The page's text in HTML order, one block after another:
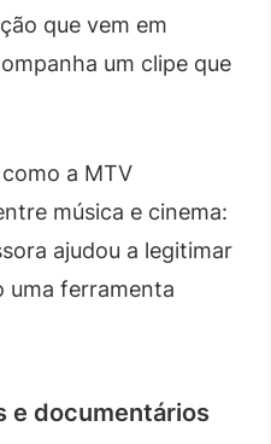
que vem em
um clipe que
a MTV
música e cinema:
ajudou a legitimar
uma ferramenta
e documentários